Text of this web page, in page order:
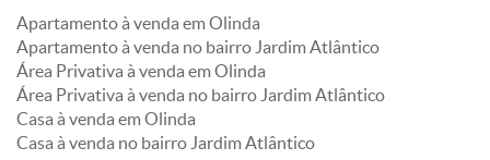
Apartamento à venda em Olinda
Apartamento à venda no bairro Jardim Atlântico
Área Privativa à venda em Olinda
Área Privativa à venda no bairro Jardim Atlântico
Casa à venda em Olinda
Casa à venda no bairro Jardim Atlântico